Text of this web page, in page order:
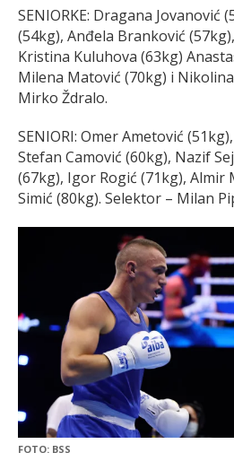
SENIORKE: Dragana Jovanović
(54kg), Anđela Branković
Kristina Kuluhova (63kg)
Milena Matović (70kg) i
Mirko Ždralo.
SENIORI: Omer Ametović
Stefan Camović (60kg), Nazif
(67kg), Igor Rogić (71kg), Almir
Simić (80kg). Selektor – Milan
FOTO: BSS